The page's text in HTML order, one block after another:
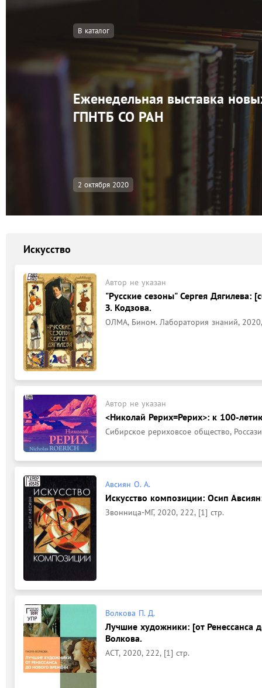
В каталог
Еженедельная выставка
ГПНТБ СО РАН
2 октября 2020
Искусство
Автор не указан
"Русские сезоны" Сергея Дягилева:
З. Кодзова.
ОЛМА, Бином. Лаборатория знаний,
Автор не указан
<Николай Рерих=Рерих>: к 100-
Сибирское рериховсое общество,
Авсиян О. А.
Искусство композиции: Осип
Звонница-МГ, 2020, 222, [1] стр.
Волкова П. Д.
Лучшие художники: [от Ренессанса
Волкова.
АСТ, 2020, 222, [1] стр.